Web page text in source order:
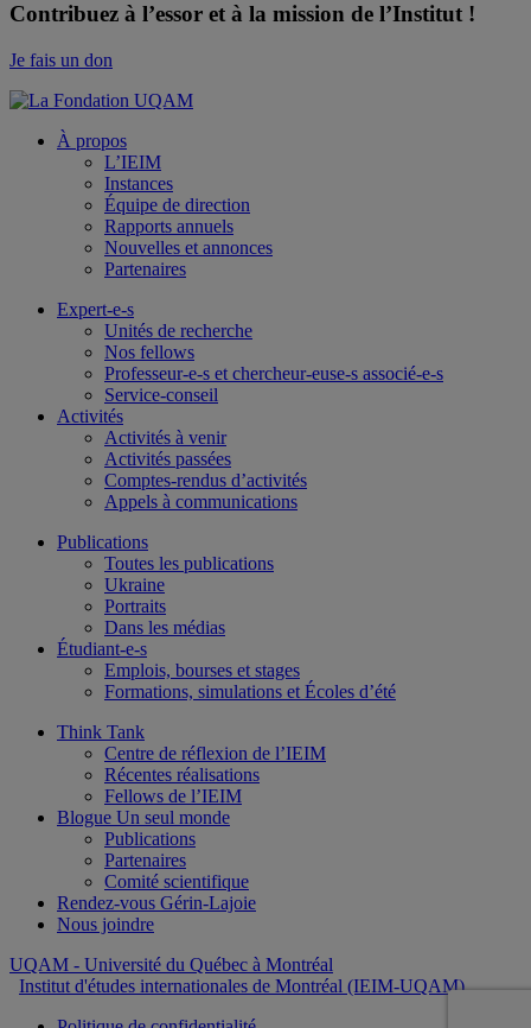
Contribuez à l’essor et à la mission de l’Institut !
Je fais un don
À propos
L’IEIM
Instances
Équipe de direction
Rapports annuels
Nouvelles et annonces
Partenaires
Expert-e-s
Unités de recherche
Nos fellows
Professeur-e-s et chercheur-euse-s associé-e-s
Service-conseil
Activités
Activités à venir
Activités passées
Comptes-rendus d’activités
Appels à communications
Publications
Toutes les publications
Ukraine
Portraits
Dans les médias
Étudiant-e-s
Emplois, bourses et stages
Formations, simulations et Écoles d’été
Think Tank
Centre de réflexion de l’IEIM
Récentes réalisations
Fellows de l’IEIM
Blogue Un seul monde
Publications
Partenaires
Comité scientifique
Rendez-vous Gérin-Lajoie
Nous joindre
UQAM - Université du Québec à Montréal
Institut d'études internationales de Montréal (IEIM-UQAM)